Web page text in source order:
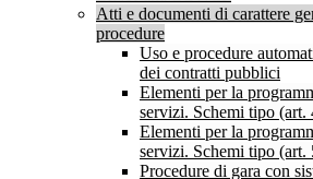
Atti e documenti di carattere
procedure
Uso e procedure
dei contratti pubblici
Elementi per la
servizi. Schemi tipo (art.
Elementi per la
servizi. Schemi tipo (art.
Procedure di gara con